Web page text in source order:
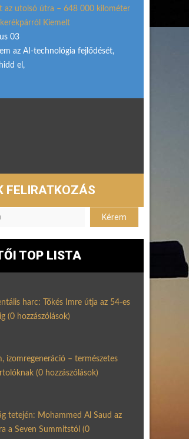
az utolsó útra – 648 000 kilométer
Kiemelt
03
az AI-technológia fejlődését,
el,
FELIRATKOZÁS
TOP LISTA
harc: Tőkés Imre útja az 54-es
(0 hozzászólások)
izomregeneráció – természetes
(0 hozzászólások)
tetején: Mohammed Al Saud az
a Seven Summitstól (0